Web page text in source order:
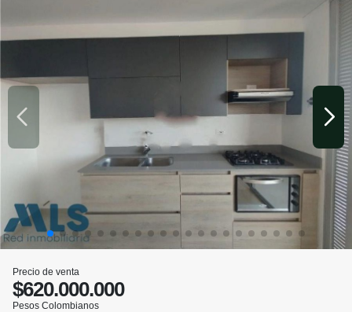
Precio de venta
$620.000.000
Pesos Colombianos